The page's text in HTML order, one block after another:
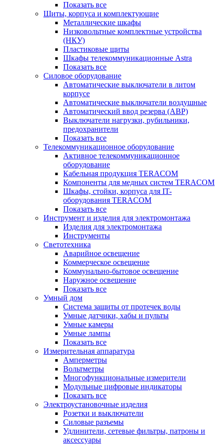
Показать все
Щиты, корпуса и комплектующие
Металлические шкафы
Низковольтные комплектные устройства
(НКУ)
Пластиковые щиты
Шкафы телекоммуникационные Astra
Показать все
Силовое оборудование
Автоматические выключатели в литом
корпусе
Автоматические выключатели воздушные
Автоматический ввод резерва (АВР)
Выключатели нагрузки, рубильники,
предохранители
Показать все
Телекоммуникационное оборудование
Активное телекоммуникационное
оборудование
Кабельная продукция TERACOM
Компоненты для медных систем TERACOM
Шкафы, стойки, корпуса для IT-
оборудования TERACOM
Показать все
Инструмент и изделия для электромонтажа
Изделия для электромонтажа
Инструменты
Светотехника
Аварийное освещение
Коммерческое освещение
Коммунально-бытовое освещение
Наружное освещение
Показать все
Умный дом
Система защиты от протечек воды
Умные датчики, хабы и пульты
Умные камеры
Умные лампы
Показать все
Измерительная аппаратура
Амперметры
Вольтметры
Многофункциональные измерители
Модульные цифровые индикаторы
Показать все
Электроустановочные изделия
Розетки и выключатели
Силовые разъемы
Удлинители, сетевые фильтры, патроны и
аксессуары